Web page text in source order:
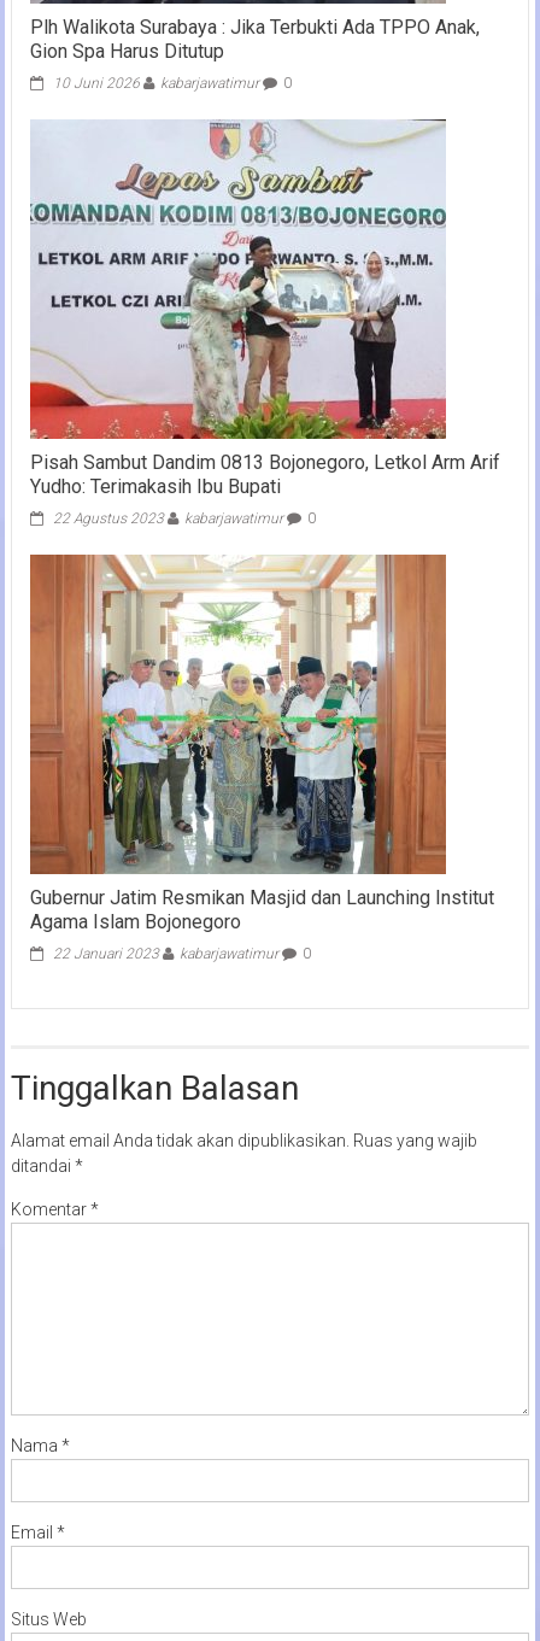
Plh Walikota Surabaya : Jika Terbukti Ada TPPO Anak,
Gion Spa Harus Ditutup
10 Juni 2026 kabarjawatimur 0
Pisah Sambut Dandim 0813 Bojonegoro, Letkol Arm Arif
Yudho: Terimakasih Ibu Bupati
22 Agustus 2023 kabarjawatimur 0
Gubernur Jatim Resmikan Masjid dan Launching Institut
Agama Islam Bojonegoro
22 Januari 2023 kabarjawatimur 0
Tinggalkan Balasan
Alamat email Anda tidak akan dipublikasikan. Ruas yang wajib
ditandai *
Komentar*
Nama *
Email *
Situs Web